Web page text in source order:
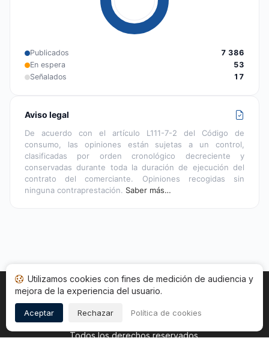
Publicados
7 386
En espera
53
Señalados
17
Aviso legal
De acuerdo con el artículo L111-7-2 del Código de
consumo, las opiniones están sujetas a un control,
clasificadas por orden cronológico decreciente y
conservadas durante toda la duración de ejecución del
contrato del comerciante. Opiniones recogidas sin
ninguna contraprestación. Saber más…
Inicio Estado opiniones Categorías
Copyright © 2026
Todos los derechos reservados.
Utilizamos cookies con fines de medición de audiencia y
mejora de la experiencia del usuario.
Aceptar Rechazar Política de cookies